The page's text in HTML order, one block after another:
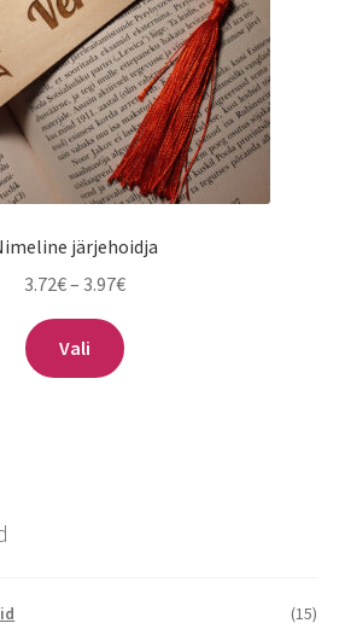
järjehoidja
3.72€– 3.97€Hinnavahemik:
Vali
tootel
(15)